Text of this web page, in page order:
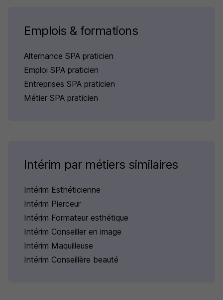
Emplois & formations
Alternance SPA praticien
Emploi SPA praticien
Entreprises SPA praticien
Métier SPA praticien
Intérim par métiers similaires
Intérim Esthéticienne
Intérim Pierceur
Intérim Formateur esthétique
Intérim Conseiller en image
Intérim Maquilleuse
Intérim Conseillère beauté